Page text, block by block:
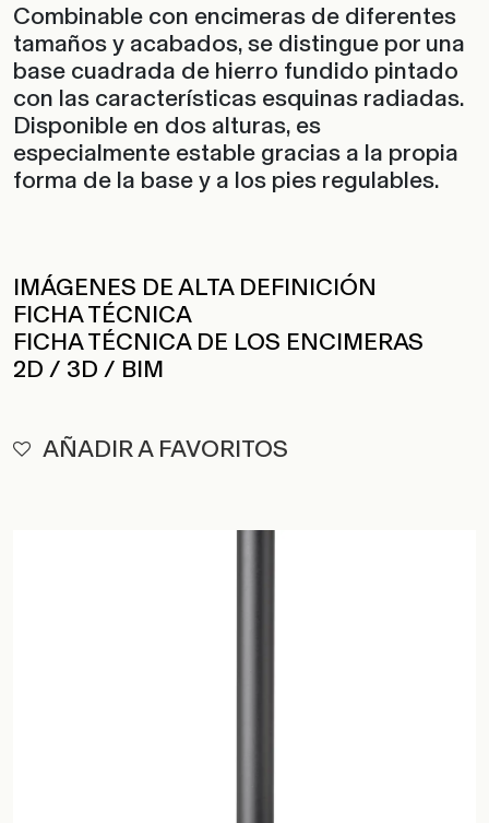
Combinable con encimeras de diferentes
tamaños y acabados, se distingue por una
base cuadrada de hierro fundido pintado
con las características esquinas radiadas.
Disponible en dos alturas, es
especialmente estable gracias a la propia
forma de la base y a los pies regulables.
IMÁGENES DE ALTA DEFINICIÓN
FICHA TÉCNICA
FICHA TÉCNICA DE LOS ENCIMERAS
2D / 3D / BIM
AÑADIR A FAVORITOS